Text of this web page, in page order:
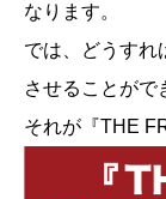
なります。
では、どうすれ
させることがで
それが『THE